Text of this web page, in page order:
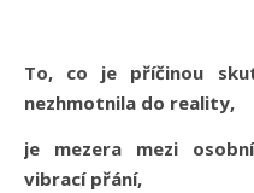
To, co je příčinou
nezhmotnila do reality,
je mezera mezi
vibrací přání,